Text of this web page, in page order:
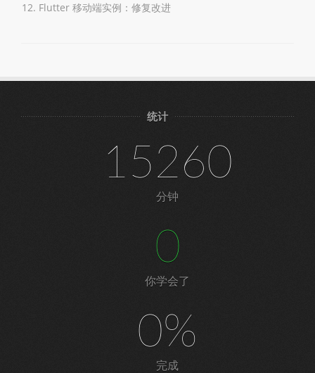
Flutter 移动端实例：修复改进
统计
15260
分钟
0
你学会了
0%
完成